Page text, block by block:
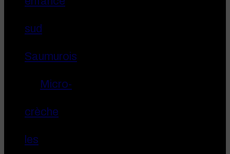
sud
Saumurois
Micro-
crèche
les